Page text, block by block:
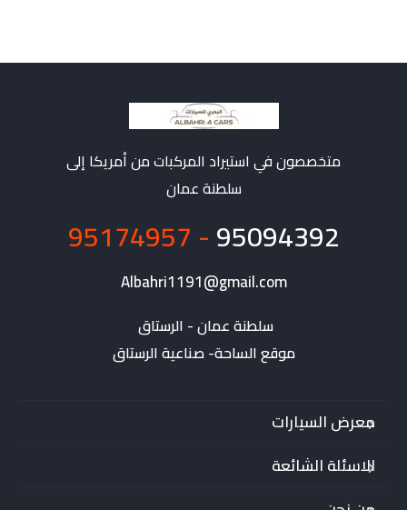
متخصصون في استيراد المركبات من أمريكا إلى
سلطنة عمان
95094392
- 95174957
Albahri1191@gmail.com
موقع الساحة- صناعية الرستاق
معرض السيارات
الاسئلة الشائعة